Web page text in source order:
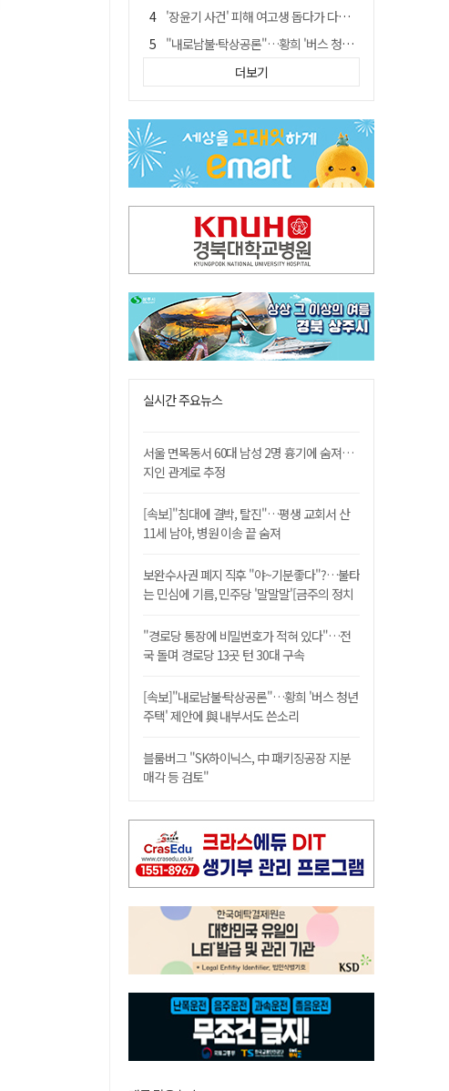
'장윤기 사건' 피해 여고생 돕다가 다친 고교생, 의상자 인정
"내로남불·탁상공론"…황희 '버스 청년주택' 제안에 與 내부서도 쓴소리
"경로당 통장에 비밀번호가 적혀 있다"…전국 돌며 경로당 13곳 턴 30대 구속
예안향교 대성전, '국가지정 보물로 지정'
"침대에 결박, 탈진"…평생 교회서 산 11세 남아, 병원 이송 끝 숨져
거동 불편 모녀 덮친 새벽 화재…90대 어머니·60대 딸 숨져
더보기
실시간 주요뉴스
서울 면목동서 60대 남성 2명 흉기에 숨져…
지인 관계로 추정
[속보]"침대에 결박, 탈진"…평생 교회서 산
11세 남아, 병원 이송 끝 숨져
보완수사권 폐지 직후 "야~기분좋다"?…불타
는 민심에 기름, 민주당 '말말말'[금주의 정치
"경로당 통장에 비밀번호가 적혀 있다"…전
국 돌며 경로당 13곳 턴 30대 구속
[속보]"내로남불·탁상공론"…황희 '버스 청년
주택' 제안에 與 내부서도 쓴소리
블룸버그 "SK하이닉스, 中 패키징공장 지분
매각 등 검토"